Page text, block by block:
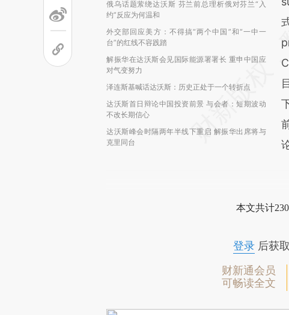
俄乌话题萦绕达沃斯 芬兰前总理析俄对芬兰“入
约”反应为何温和
外交部回应美方：不得搞“两个中国”和“一中一
台”的红线不容践踏
解振华在达沃斯会见国际能源署署长 重申中国应
对气变努力
泽连斯基喊话达沃斯：历史正处于一个转折点
达沃斯首日辩论中国投资前景 与会者：短期波动
不改长期信心
达沃斯峰会时隔两年半线下重启 解振华出席将与
克里同台
本文共计
登录后获
财新通会员
可畅读全文